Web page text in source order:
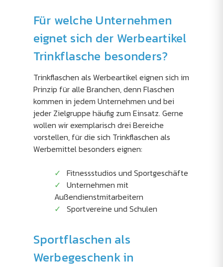
Für welche Unternehmen
eignet sich der Werbeartikel
Trinkflasche besonders?
Trinkflaschen als Werbeartikel eignen sich im
Prinzip für alle Branchen, denn Flaschen
kommen in jedem Unternehmen und bei
jeder Zielgruppe häufig zum Einsatz. Gerne
wollen wir exemplarisch drei Bereiche
vorstellen, für die sich Trinkflaschen als
Werbemittel besonders eignen:
Fitnessstudios und Sportgeschäfte
Unternehmen mit
Außendienstmitarbeitern
Sportvereine und Schulen
Sportflaschen als
Werbegeschenk in